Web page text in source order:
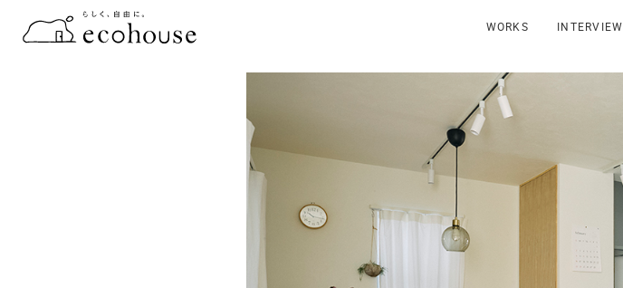
WORKS INTERVIEW